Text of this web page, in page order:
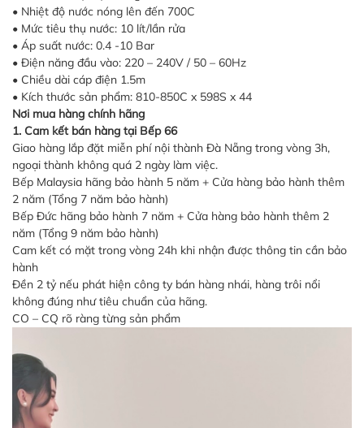
• Nhiệt độ nước nóng lên đến 700C
• Mức tiêu thụ nước: 10 lít/lần rửa
• Áp suất nước: 0.4 -10 Bar
• Điện năng đầu vào: 220 – 240V / 50 – 60Hz
• Chiều dài cáp điện 1.5m
• Kích thước sản phẩm: 810-850C x 598S x 44
Nơi mua hàng chính hãng
1. Cam kết bán hàng tại Bếp 66
Giao hàng lắp đặt miễn phí nội thành Đà Nẵng trong vòng 3h,
ngoại thành không quá 2 ngày làm việc.
Bếp Malaysia hãng bảo hành 5 năm + Cửa hàng bảo hành thêm
2 năm (Tổng 7 năm bảo hành)
Bếp Đức hãng bảo hành 7 năm + Cửa hàng bảo hành thêm 2
năm (Tổng 9 năm bảo hành)
Cam kết có mặt trong vòng 24h khi nhận được thông tin cần bảo
hành
Đền 2 tỷ nếu phát hiện công ty bán hàng nhái, hàng trôi nổi
không đúng như tiêu chuẩn của hãng.
CO – CQ rõ ràng từng sản phẩm